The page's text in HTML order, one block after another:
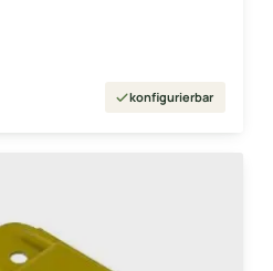
konfigurierbar